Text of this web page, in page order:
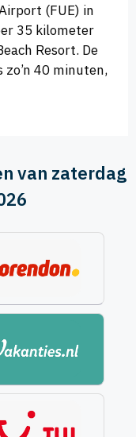
(FUE) in
35 kilometer
Resort. De
40 minuten,
van zaterdag